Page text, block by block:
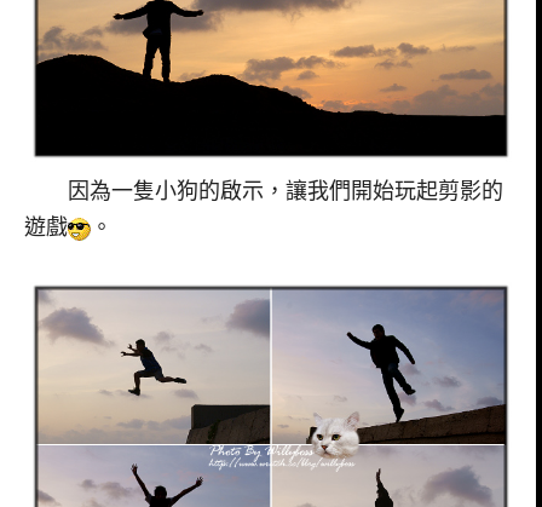
因為一隻小狗的啟示，讓我們開始玩起剪影的
遊戲
。